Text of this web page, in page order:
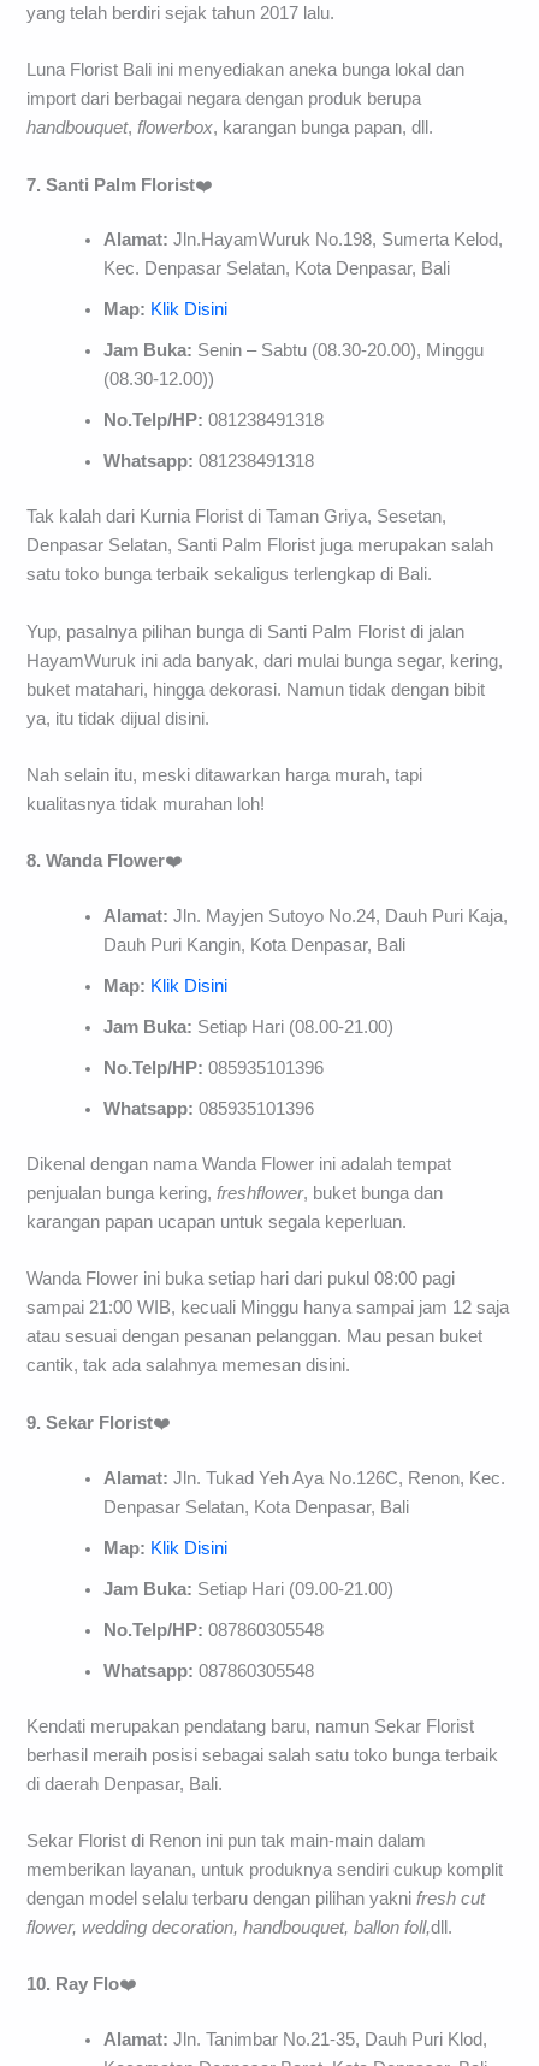
yang telah berdiri sejak tahun 2017 lalu.
Luna Florist Bali ini menyediakan aneka bunga lokal dan
import dari berbagai negara dengan produk berupa
handbouquet,flowerbox, karangan bunga papan, dll.
7. Santi Palm Florist❤️
Alamat: Jln.HayamWuruk No.198, Sumerta Kelod,
Kec. Denpasar Selatan, Kota Denpasar, Bali
Map: Klik Disini
Jam Buka: Senin – Sabtu (08.30-20.00), Minggu
(08.30-12.00))
No.Telp/HP: 081238491318
Whatsapp:081238491318
Tak kalah dari Kurnia Florist di Taman Griya, Sesetan,
Denpasar Selatan, Santi Palm Florist juga merupakan salah
satu toko bunga terbaik sekaligus terlengkap di Bali.
Yup, pasalnya pilihan bunga di Santi Palm Florist di jalan
HayamWuruk ini ada banyak, dari mulai bunga segar, kering,
buket matahari, hingga dekorasi. Namun tidak dengan bibit
ya, itu tidak dijual disini.
Nah selain itu, meski ditawarkan harga murah, tapi
kualitasnya tidak murahan loh!
8. WandaFlower❤️
Alamat: Jln. Mayjen Sutoyo No.24, Dauh Puri Kaja,
Dauh Puri Kangin, Kota Denpasar, Bali
Map: Klik Disini
Jam Buka: Setiap Hari (08.00-21.00)
No.Telp/HP: 085935101396
Whatsapp:085935101396
Dikenal dengan nama Wanda Flower ini adalah tempat
penjualan bunga kering,freshflower, buket bunga dan
karangan papan ucapan untuk segala keperluan.
Wanda Flower ini buka setiap hari dari pukul 08:00 pagi
sampai 21:00 WIB, kecuali Minggu hanya sampai jam 12 saja
atau sesuai dengan pesanan pelanggan. Mau pesan buket
cantik, tak ada salahnya memesan disini.
9. Sekar Florist❤️
Alamat: Jln. Tukad Yeh Aya No.126C, Renon, Kec.
Denpasar Selatan, Kota Denpasar, Bali
Map: Klik Disini
Jam Buka: Setiap Hari (09.00-21.00)
No.Telp/HP: 087860305548
Whatsapp:087860305548
Kendati merupakan pendatang baru, namun Sekar Florist
berhasil meraih posisi sebagai salah satu toko bunga terbaik
di daerah Denpasar, Bali.
Sekar Florist di Renon ini pun tak main-main dalam
memberikan layanan, untuk produknya sendiri cukup komplit
dengan model selalu terbaru dengan pilihan yaknifresh cut
flower, wedding decoration, handbouquet, ballon foll,dll.
10. Ray Flo❤️
Alamat: Jln. Tanimbar No.21-35, Dauh Puri Klod,